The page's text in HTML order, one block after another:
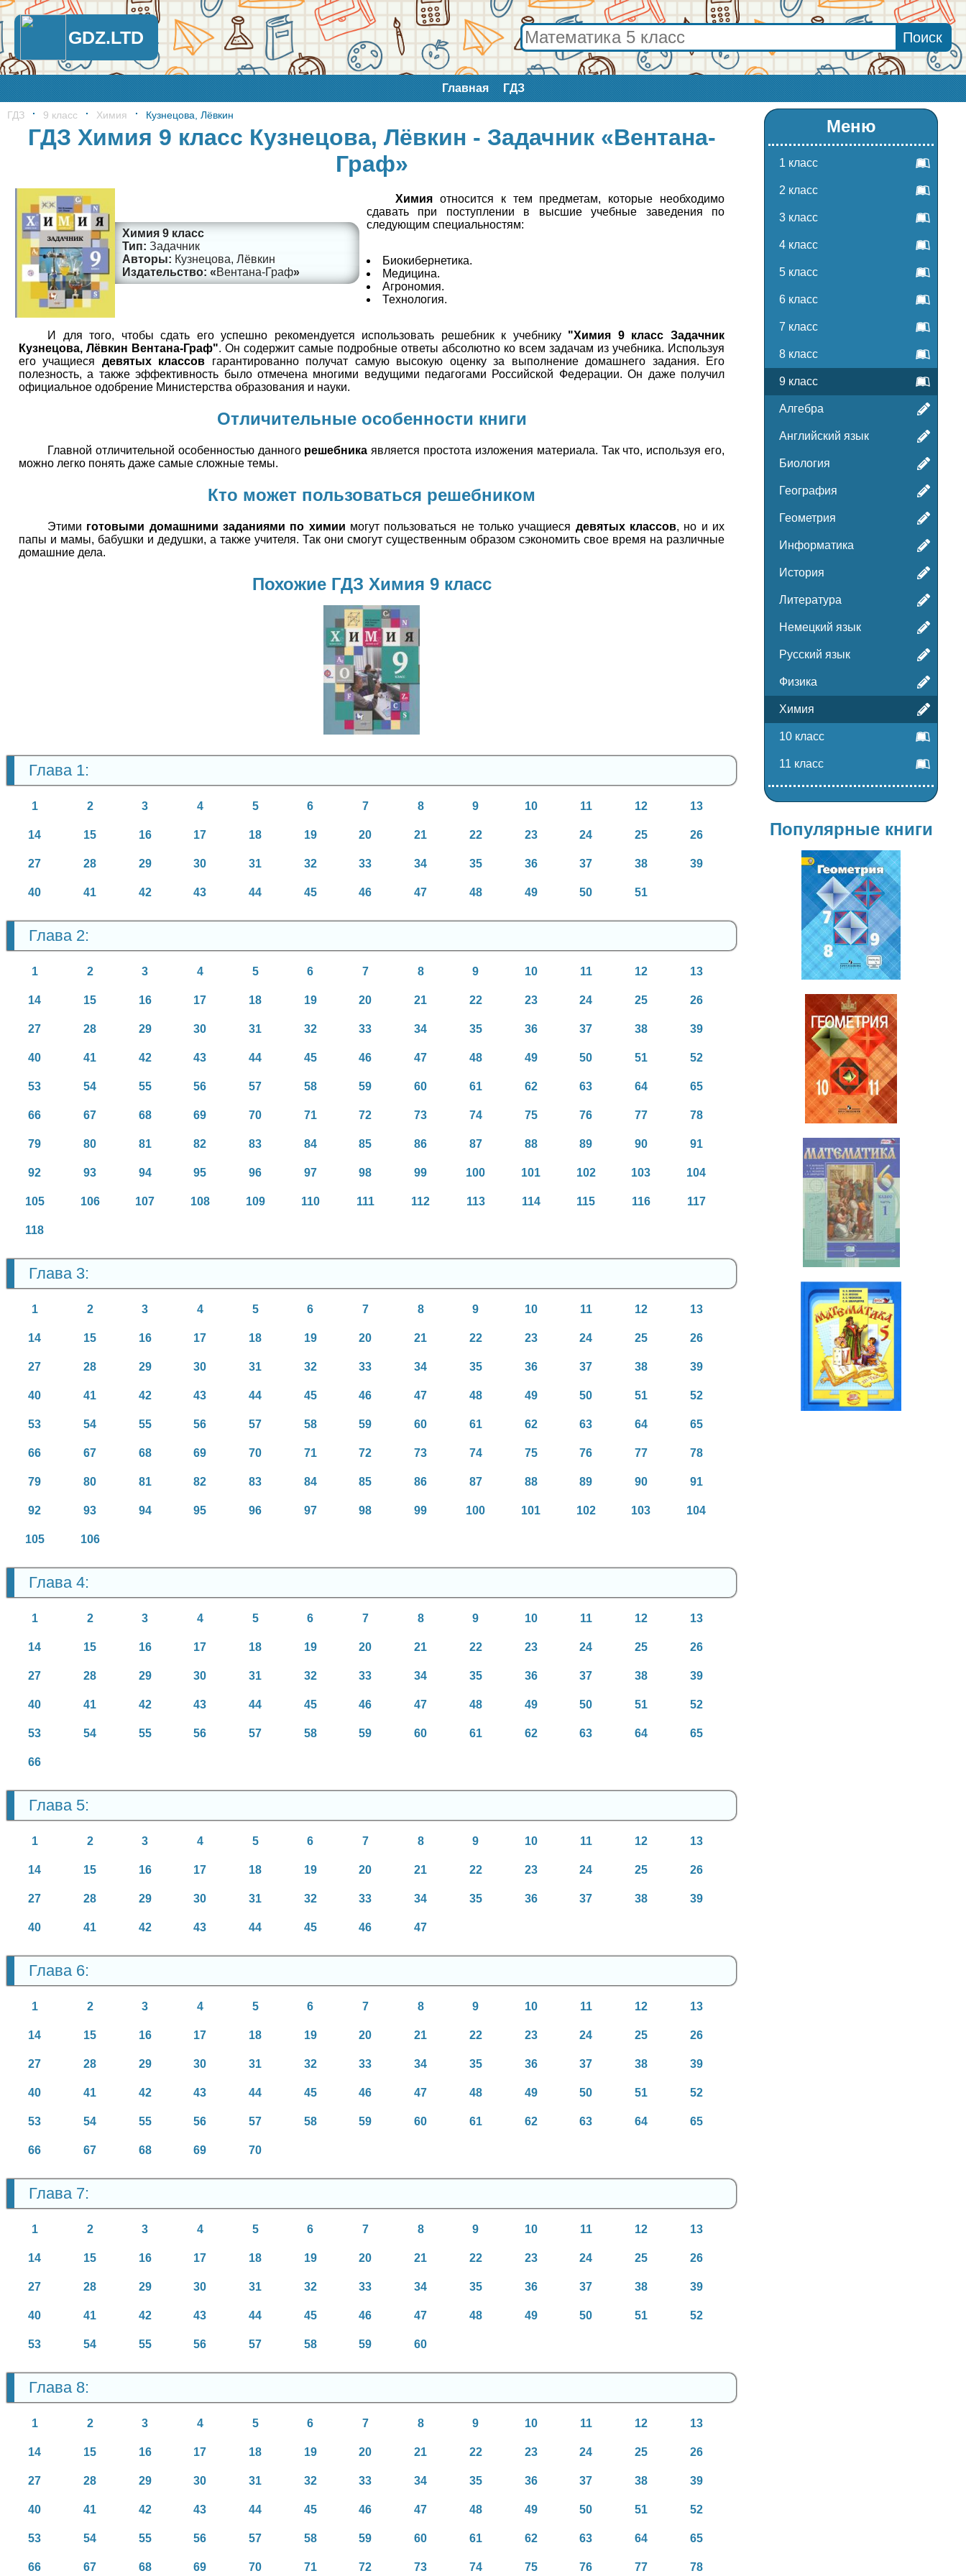
GDZ.LTD
Главная ГДЗ
ГДЗ 9 класс Химия Кузнецова, Лёвкин
ГДЗ Химия 9 класс Кузнецова, Лёвкин - Задачник «Вентана-
Граф»
Химия 9 класс
Задачник
Кузнецова, Лёвкин
Вентана-Граф
Химия относится к тем предметам, которые необходимо
сдавать при поступлении в высшие учебные заведения по
следующим специальностям:
Биокибернетика.
Медицина.
Агрономия.
Технология.
И для того, чтобы сдать его успешно рекомендуется использовать решебник к учебнику "Химия 9 класс Задачник
Кузнецова, Лёвкин Вентана-Граф". Он содержит самые подробные ответы абсолютно ко всем задачам из учебника. Используя
его учащиеся девятых классов гарантированно получат самую высокую оценку за выполнение домашнего задания. Его
полезность, а также эффективность было отмечена многими ведущими педагогами Российской Федерации. Он даже получил
официальное одобрение Министерства образования и науки.
Отличительные особенности книги
Главной отличительной особенностью данного решебника является простота изложения материала. Так что, используя его,
можно легко понять даже самые сложные темы.
Кто может пользоваться решебником
Этими готовыми домашними заданиями по химии могут пользоваться не только учащиеся девятых классов, но и их
папы и мамы, бабушки и дедушки, а также учителя. Так они смогут существенным образом сэкономить свое время на различные
домашние дела.
Похожие ГДЗ Химия 9 класс
Химия
9 класс
Глава 1:
1 2 3 4 5 6 7 8 9 10 11 12 13
14 15 16 17 18 19 20 21 22 23 24 25 26
27 28 29 30 31 32 33 34 35 36 37 38 39
40 41 42 43 44 45 46 47 48 49 50 51
Глава 2:
1 2 3 4 5 6 7 8 9 10 11 12 13
14 15 16 17 18 19 20 21 22 23 24 25 26
27 28 29 30 31 32 33 34 35 36 37 38 39
40 41 42 43 44 45 46 47 48 49 50 51 52
53 54 55 56 57 58 59 60 61 62 63 64 65
66 67 68 69 70 71 72 73 74 75 76 77 78
79 80 81 82 83 84 85 86 87 88 89 90 91
92 93 94 95 96 97 98 99 100 101 102 103 104
105 106 107 108 109 110 111 112 113 114 115 116 117
118
Глава 3:
1 2 3 4 5 6 7 8 9 10 11 12 13
14 15 16 17 18 19 20 21 22 23 24 25 26
27 28 29 30 31 32 33 34 35 36 37 38 39
40 41 42 43 44 45 46 47 48 49 50 51 52
53 54 55 56 57 58 59 60 61 62 63 64 65
66 67 68 69 70 71 72 73 74 75 76 77 78
79 80 81 82 83 84 85 86 87 88 89 90 91
92 93 94 95 96 97 98 99 100 101 102 103 104
105 106
Глава 4:
1 2 3 4 5 6 7 8 9 10 11 12 13
14 15 16 17 18 19 20 21 22 23 24 25 26
27 28 29 30 31 32 33 34 35 36 37 38 39
40 41 42 43 44 45 46 47 48 49 50 51 52
53 54 55 56 57 58 59 60 61 62 63 64 65
66
Глава 5:
1 2 3 4 5 6 7 8 9 10 11 12 13
14 15 16 17 18 19 20 21 22 23 24 25 26
27 28 29 30 31 32 33 34 35 36 37 38 39
40 41 42 43 44 45 46 47
Глава 6:
1 2 3 4 5 6 7 8 9 10 11 12 13
14 15 16 17 18 19 20 21 22 23 24 25 26
27 28 29 30 31 32 33 34 35 36 37 38 39
40 41 42 43 44 45 46 47 48 49 50 51 52
53 54 55 56 57 58 59 60 61 62 63 64 65
66 67 68 69 70
Глава 7:
1 2 3 4 5 6 7 8 9 10 11 12 13
14 15 16 17 18 19 20 21 22 23 24 25 26
27 28 29 30 31 32 33 34 35 36 37 38 39
40 41 42 43 44 45 46 47 48 49 50 51 52
53 54 55 56 57 58 59 60
Глава 8:
1 2 3 4 5 6 7 8 9 10 11 12 13
14 15 16 17 18 19 20 21 22 23 24 25 26
27 28 29 30 31 32 33 34 35 36 37 38 39
40 41 42 43 44 45 46 47 48 49 50 51 52
53 54 55 56 57 58 59 60 61 62 63 64 65
66 67 68 69 70 71 72 73 74 75 76 77 78
Меню
1 класс
2 класс
3 класс
4 класс
5 класс
6 класс
7 класс
8 класс
9 класс
Алгебра
Английский язык
Биология
География
Геометрия
Информатика
История
Литература
Немецкий язык
Русский язык
Физика
Химия
10 класс
11 класс
Популярные книги
Геометрия
7-9 класс
Геометрия
10-11 класс
Математика
6 класс
Математика
5 класс